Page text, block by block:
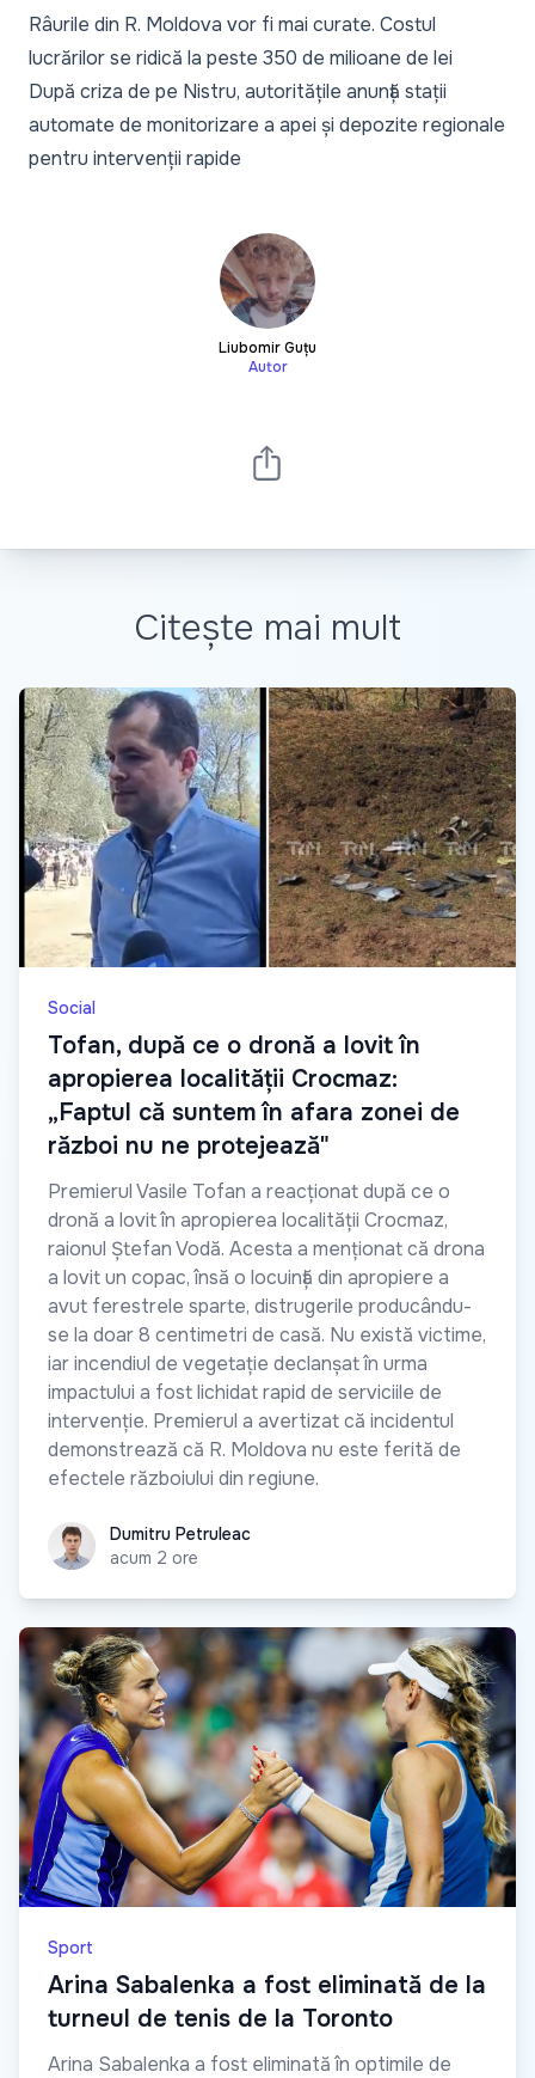
Râurile din R. Moldova vor fi mai curate. Costul
lucrărilor se ridică la peste 350 de milioane de lei
După criza de pe Nistru, autoritățile anunță stații
automate de monitorizare a apei și depozite regionale
pentru intervenții rapide
Liubomir Guțu
Autor
Citește mai mult
Social
Tofan, după ce o dronă a lovit în
apropierea localității Crocmaz:
„Faptul că suntem în afara zonei de
război nu ne protejează"
Premierul Vasile Tofan a reacționat după ce o
dronă a lovit în apropierea localității Crocmaz,
raionul Ștefan Vodă. Acesta a menționat că drona
a lovit un copac, însă o locuință din apropiere a
avut ferestrele sparte, distrugerile producându-
se la doar 8 centimetri de casă. Nu există victime,
iar incendiul de vegetație declanșat în urma
impactului a fost lichidat rapid de serviciile de
intervenție. Premierul a avertizat că incidentul
demonstrează că R. Moldova nu este ferită de
efectele războiului din regiune.
Dumitru Petruleac
Dumitru Petruleac
acum 2 ore
Sport
Arina Sabalenka a fost eliminată de la
turneul de tenis de la Toronto
Arina Sabalenka a fost eliminată în optimile de